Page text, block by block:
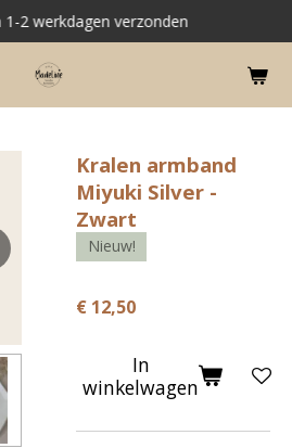
2 werkdagen verzonden
Kralen armband
Miyuki Silver -
Zwart
Nieuw!
€ 12,50
In
winkelwagen